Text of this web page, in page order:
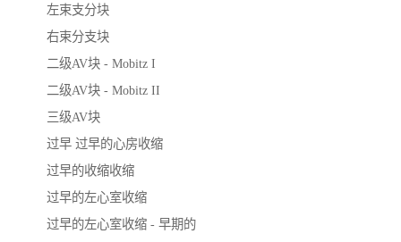
左束支分块
右束分支块
二级AV块 - Mobitz I
二级AV块 - Mobitz II
三级AV块
过早	过早的心房收缩
过早的收缩收缩
过早的左心室收缩
过早的左心室收缩 - 早期的